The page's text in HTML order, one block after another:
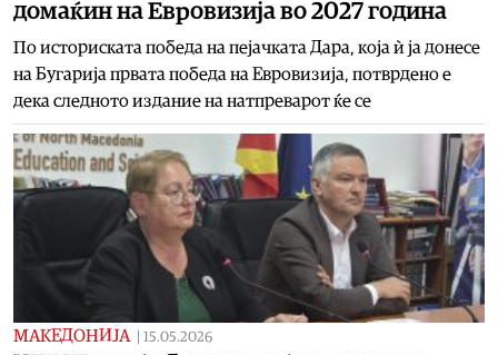
домаќин на Евровизија во 2027 година
По историската победа на пејачката Дара, која ѝ ја донесе
на Бугарија првата победа на Евровизија, потврдено е
дека следното издание на натпреварот ќе се
МАКЕДОНИЈА 15.05.2026